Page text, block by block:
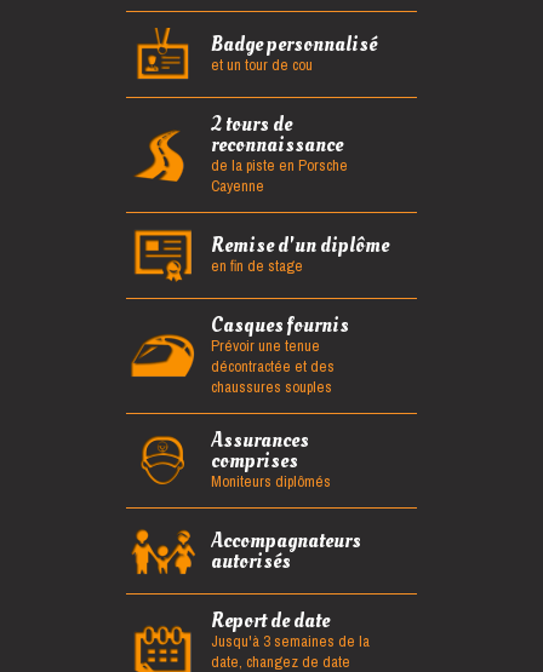
Badge personnalisé
et un tour de cou
2 tours de
reconnaissance
de la piste en Porsche
Cayenne
Remise d'un diplôme
en fin de stage
Casques fournis
Prévoir une tenue
décontractée et des
chaussures souples
Assurances
comprises
Moniteurs diplômés
Accompagnateurs
autorisés
Report de date
Jusqu'à 3 semaines de la
date, changez de date